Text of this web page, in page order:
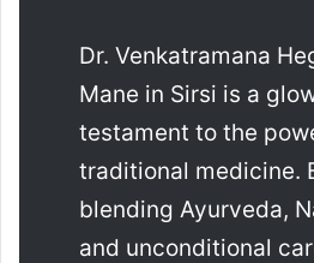
Dr. Venkatramana
Mane in Sirsi is a
testament to the
traditional medicine.
blending Ayurveda,
and unconditional